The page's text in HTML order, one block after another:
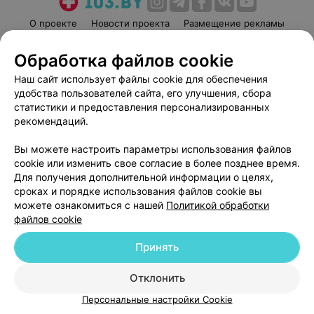
О проекте Новости проекта
Размещение рекламы
Пользовательское соглашение
Способы оплаты
Вакансии
Партнеры
Написать руководителю 103.by
Обработка персональных данных
© 2026 ООО «Артокс Лаб», УНП 191700409
| 220012, Республика Беларусь,
г. Минск, улица Толбухина, 2, пом. 16 | help@103.by
Служба поддержки +375 291212755
Обработка файлов cookie
Наш сайт использует файлы cookie для обеспечения
удобства пользователей сайта, его улучшения, сбора
статистики и предоставления персонализированных
рекомендаций.
Вы можете настроить параметры использования файлов
cookie или изменить свое согласие в более позднее время.
Для получения дополнительной информации о целях,
сроках и порядке использования файлов cookie вы
можете ознакомиться с нашей Политикой обработки
файлов cookie
Отклонить
Принять
Персональные настройки Cookie